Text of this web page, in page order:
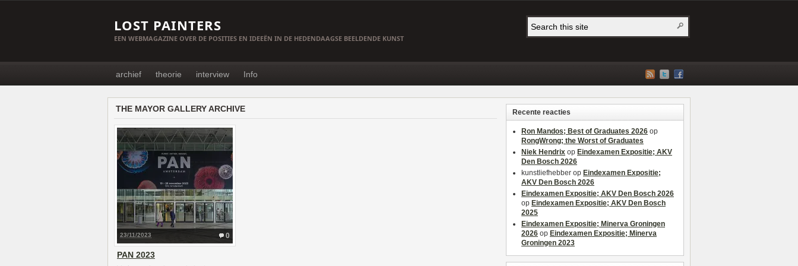
LOST PAINTERS
EEN WEBMAGAZINE OVER DE POSITIES EN IDEEËN IN DE HEDENDAAGSE BEELDENDE KUNST
archief theorie interview Info
THE MAYOR GALLERY ARCHIVE
0
23/11/2023
PAN 2023
Recente reacties
Ron Mandos; Best of Graduates 2026 op
RongWrong; the Worst of Graduates
Niek Hendrix op Eindexamen Expositie; AKV
Den Bosch 2026
kunstliefhebber op Eindexamen Expositie;
AKV Den Bosch 2026
Eindexamen Expositie; AKV Den Bosch 2026
op Eindexamen Expositie; AKV Den Bosch
2025
Eindexamen Expositie; Minerva Groningen
2026 op Eindexamen Expositie; Minerva
Groningen 2023